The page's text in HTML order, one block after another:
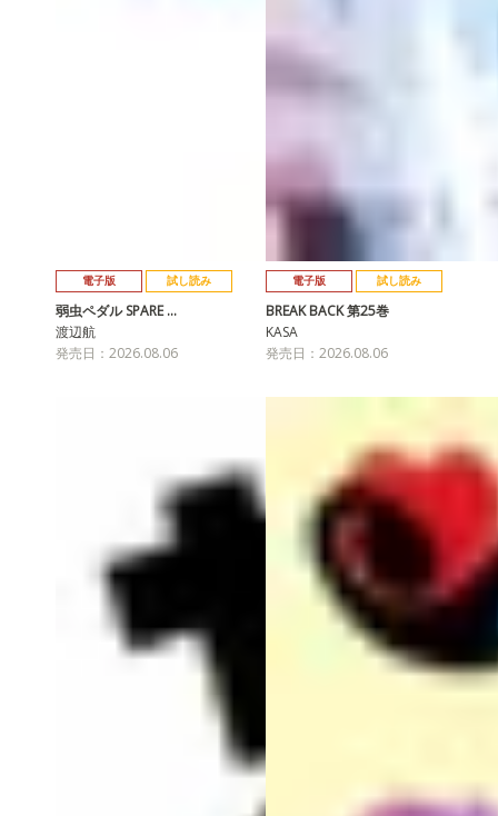
電子版 試し読み
弱虫ペダル SPARE …
渡辺航
発売日：2026.08.06
電子版 試し読み
BREAK BACK 第25巻
KASA
発売日：2026.08.06